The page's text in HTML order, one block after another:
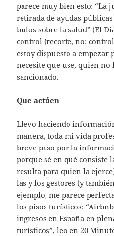
parece muy bien esto: “La
retirada de ayudas
bulos sobre la salud” (El
control (recorte, no:
estoy dispuesto a empezar
necesite que use, quien no
sancionado.
Que actúen
Llevo haciendo
manera, toda mi vida
breve paso por la
porque sé en qué consiste
resulta para quien la
las y los gestores (y
ejemplo, me parece
los pisos turísticos:
ingresos en España en
turísticos”, leo en 20